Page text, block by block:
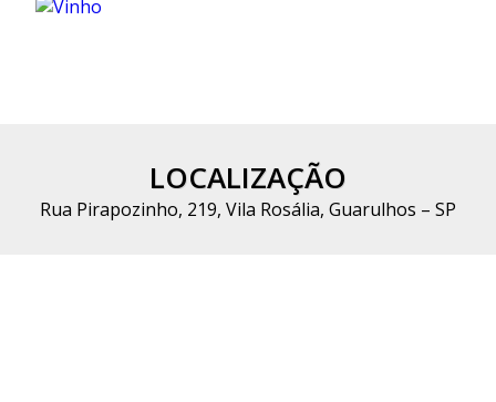
LOCALIZAÇÃO
Rua Pirapozinho, 219, Vila Rosália, Guarulhos – SP